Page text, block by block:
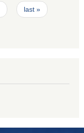
last »